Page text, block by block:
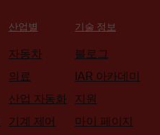
산업별
자동차
의료
산업 자동화
기계 제어
기술 정보
블로그
IAR 아카데미
지원
마이 페이지